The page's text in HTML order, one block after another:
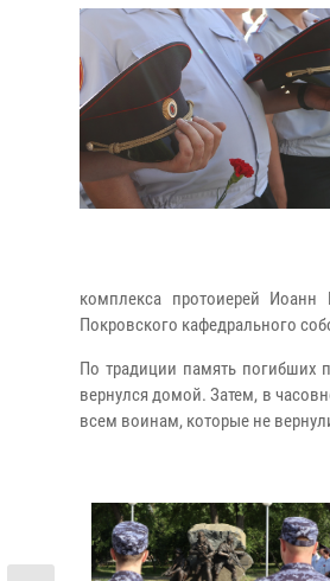
комплекса протоиерей
Покровского кафедрального
По традиции память погибших
вернулся домой. Затем, в
всем воинам, которые не